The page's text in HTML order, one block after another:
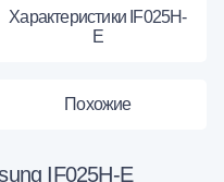
Характеристики IF025H-
E
Похожие
IF025H-E